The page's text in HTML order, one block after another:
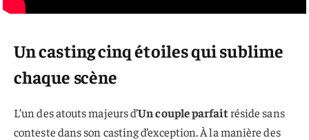
Un casting cinq étoiles qui sublime
chaque scène
L’un des atouts majeurs d’Un couple parfaitréside sans
conteste dans son casting d’exception. À la manière des